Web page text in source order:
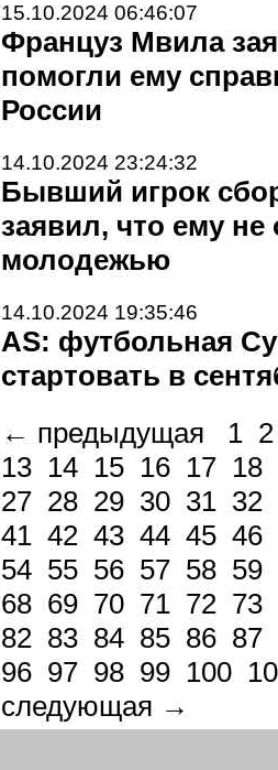
15.10.2024 06:46:07
Француз Мвила
помогли ему
России
14.10.2024 23:24:32
Бывший игрок
заявил, что ему не
молодежью
14.10.2024 19:35:46
AS: футбольная
стартовать в
← предыдущая
1 2
13 14 15 16 17 18
27 28 29 30 31 32
41 42 43 44 45 46
54 55 56 57 58 59
68 69 70 71 72 73
82 83 84 85 86 87
96 97 98 99 100
следующая →